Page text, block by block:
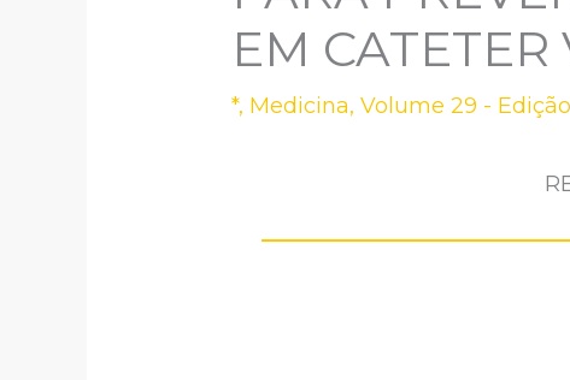
EM
*, Medicina,Volume 29 -